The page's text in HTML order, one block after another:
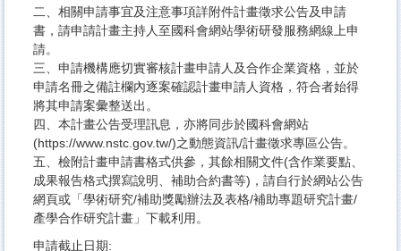
​​二、​​​相關申請事宜及注意事項詳附件計畫徵求公告及申請
書，請申請計畫主持人至國科會網站學術研發服務網線上申
請。
​​三、​​​申請機構應切實審核計畫申請人及合作企業資格，並於
申請名冊之備註欄內逐案確認計畫申請人資格，符合者始得
將其申請案彙整送出。
​​四、​​​本計畫公告受理訊息，亦將同步於國科會網站
(https://www.nstc.gov.tw/)之動態資訊/計畫徵求專區公告。
​​五、​​​檢附計畫申請書格式供參，其餘相關文件(含作業要點、
成果報告格式撰寫說明、補助合約書等)，請自行於網站公告
網頁或「學術研究/補助獎勵辦法及表格/補助專題研究計畫/
產學合作研究計畫」下載利用。
申請截止日期: